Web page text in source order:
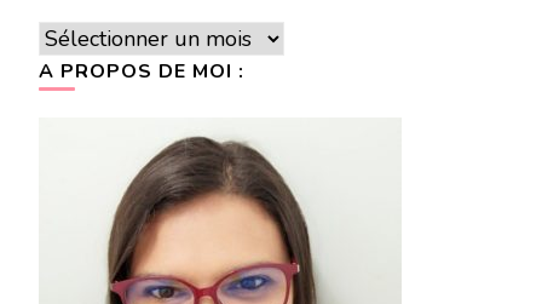
Archives
A PROPOS DE MOI :